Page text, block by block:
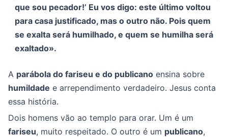
que sou pecador!’ Eu vos digo: este último voltou
para casa justificado, mas o outro não. Pois quem
se exalta será humilhado, e quem se humilha será
exaltado».
A parábola do fariseu e do publicano ensina sobre
humildade e arrependimento verdadeiro. Jesus conta
essa história.
Dois homens vão ao templo para orar. Um é um
fariseu, muito respeitado. O outro é um publicano,